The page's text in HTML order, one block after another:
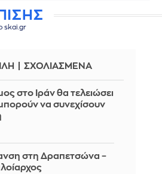
skai.gr
ΣΧΟΛΙΑΣΜΕΝΑ
στο Ιράν θα τελειώσει
να συνεχίσουν
στη Δραπετσώνα –